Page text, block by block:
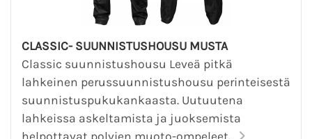
CLASSIC- SUUNNISTUSHOUSU MUSTA
Classic suunnistushousu Leveä pitkä
lahkeinen perussuunnistushousu perinteisestä
suunnistuspukukankaasta. Uutuutena
lahkeissa askeltamista ja juoksemista